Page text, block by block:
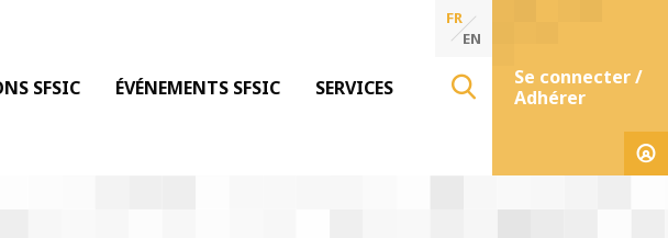
SFSIC ÉVÉNEMENTS SFSIC SERVICES
FR
EN
Se connecter /
Adhérer